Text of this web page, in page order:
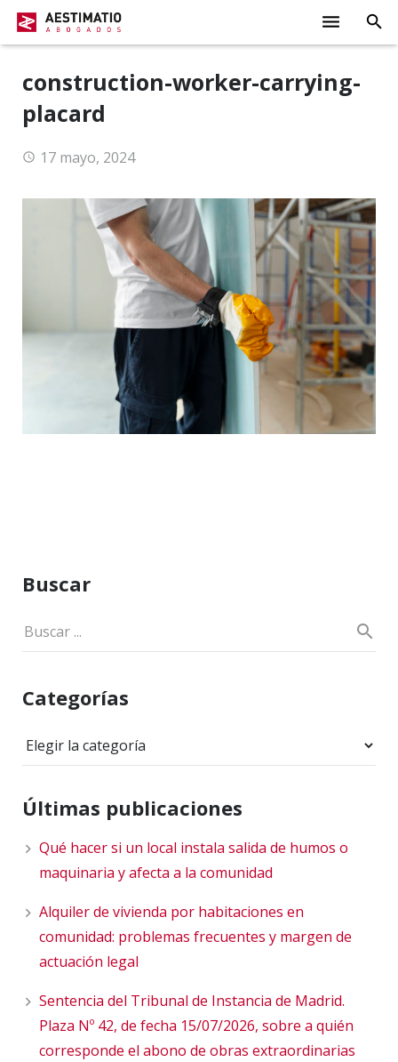
DESPACHO
ACTUALIDAD
construction-worker-carrying-
placard
17 mayo, 2024
Buscar
Categorías
Categorías
Últimas publicaciones
Qué hacer si un local instala salida de humos o
maquinaria y afecta a la comunidad
Alquiler de vivienda por habitaciones en
comunidad: problemas frecuentes y margen de
actuación legal
Sentencia del Tribunal de Instancia de Madrid.
Plaza Nº 42, de fecha 15/07/2026, sobre a quién
corresponde el abono de obras extraordinarias